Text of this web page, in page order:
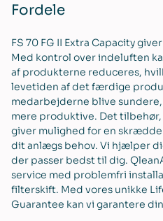
Fordele
FS 70 FG II Extra Capacity
Med kontrol over indeluften
af produkterne reduceres,
levetiden af det færdige
medarbejderne blive
mere produktive. Det
giver mulighed for en
dit anlægs behov. Vi hjælper
der passer bedst til dig.
service med problemfri
filterskift. Med vores unikke
Guarantee kan vi garantere